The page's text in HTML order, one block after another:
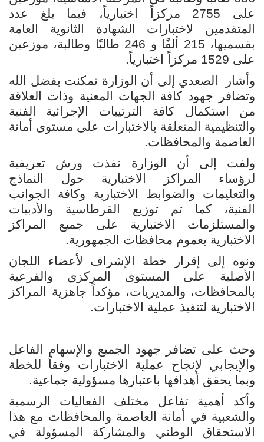
على 2755 مركزاً اختبارياً، فيما بلغ عدد
المتقدمين لاختبارات الشهادة الثانوية العامة
بقسميها، 215 ألفًا و 246 طالبًا وطالبة، موزعين
على 1529 مركزاً اختبارياً.
وأشار
الصعدي إلى أن الوزارة تمكنت بفضل الله
وتضافر جهود كافة الجهات المعنية وذات العلاقة
من استكمال كافة الترتيبات الإجرائية الفنية
والتنظيمية المتعلقة بالاختبارات على مستوى أمانة
العاصمة والمحافظات.
ولفت إلى أن الوزارة نفذت ورش تعريفية
لرؤساء المراكز الاختبارية حول النماذج
والتعليمات والضوابط الاختبارية وكافة الجوانب
الفنية، كما تم توزيع القرطاسية والأدبيات
والمستلزمات الاختبارية على جميع المراكز
الاختبارية بعموم محافظات الجمهورية.
ونوه إلى إقرار خطة الإشراف لأعضاء اللجان
الأصلية على المستوى المركزي والفرعية
بالمحافظات، والمديريات، مؤكداً جاهزية المراكز
الاختبارية لتنفيذ عملية الاختبارات.
وحث على تضافر جهود الجميع والإسهام الفاعل
والإيجابي لإنجاح عملية الاختبارات وفقاً للخطة
وبما يحقق أهدافها باعتبارها مسؤولية جماعية.
وأكد أهمية تفاعل مختلف الفعاليات الرسمية
والشعبية في أمانة العاصمة والمحافظات مع هذا
الاستحقاق الوطني والمشاركة المسؤولة في